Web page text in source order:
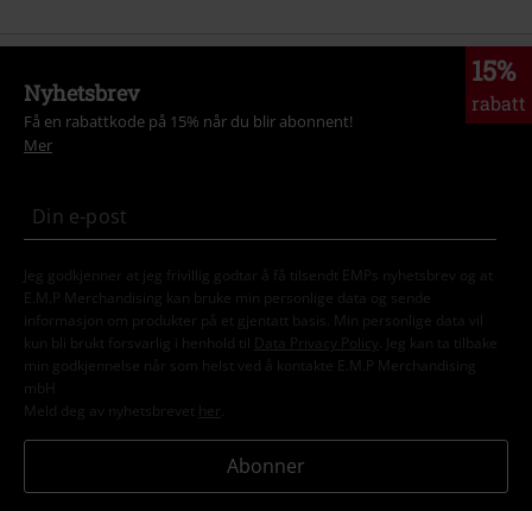
15%
rabatt
Nyhetsbrev
Få en rabattkode på 15% når du blir abonnent!
Mer
Jeg godkjenner at jeg frivillig godtar å få tilsendt EMPs nyhetsbrev og at
E.M.P Merchandising kan bruke min personlige data og sende
informasjon om produkter på et gjentatt basis. Min personlige data vil
kun bli brukt forsvarlig i henhold til
Data Privacy Policy
. Jeg kan ta tilbake
min godkjennelse når som helst ved å kontakte E.M.P Merchandising
mbH
Meld deg av nyhetsbrevet her
Abonner